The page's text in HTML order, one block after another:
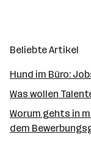
Beliebte Artikel
Hund im Büro:
Was wollen
Worum gehts in
dem